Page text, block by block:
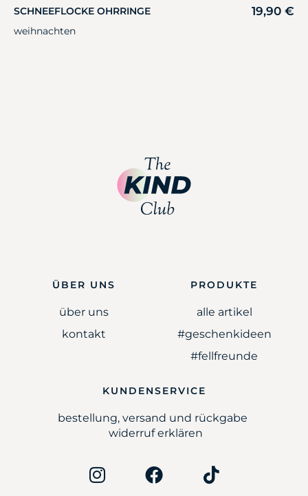
SCHNEEFLOCKE OHRRINGE 19,90 €
weihnachten
ÜBER UNS
über uns
kontakt
PRODUKTE
alle artikel
#geschenkideen
#fellfreunde
KUNDENSERVICE
bestellung, versand und rückgabe
widerruf erklären